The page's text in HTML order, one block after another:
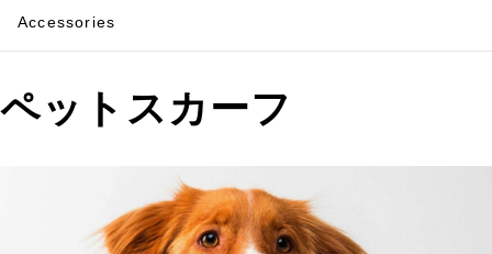
Accessories
ペットスカーフ